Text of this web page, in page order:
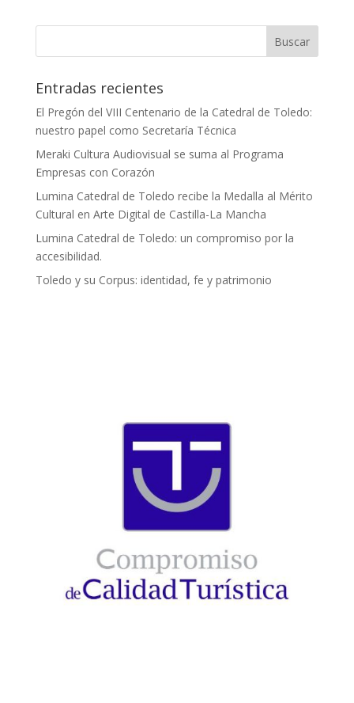
Entradas recientes
El Pregón del VIII Centenario de la Catedral de Toledo:
nuestro papel como Secretaría Técnica
Meraki Cultura Audiovisual se suma al Programa
Empresas con Corazón
Lumina Catedral de Toledo recibe la Medalla al Mérito
Cultural en Arte Digital de Castilla-La Mancha
Lumina Catedral de Toledo: un compromiso por la
accesibilidad.
Toledo y su Corpus: identidad, fe y patrimonio